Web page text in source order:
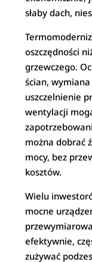
słaby dach,
oszczędności
grzewczego.
ścian,
uszczelnienie
wentylacji
można dobrać
mocy, bez
kosztów.
Wielu
mocne
efektywnie,
zużywać